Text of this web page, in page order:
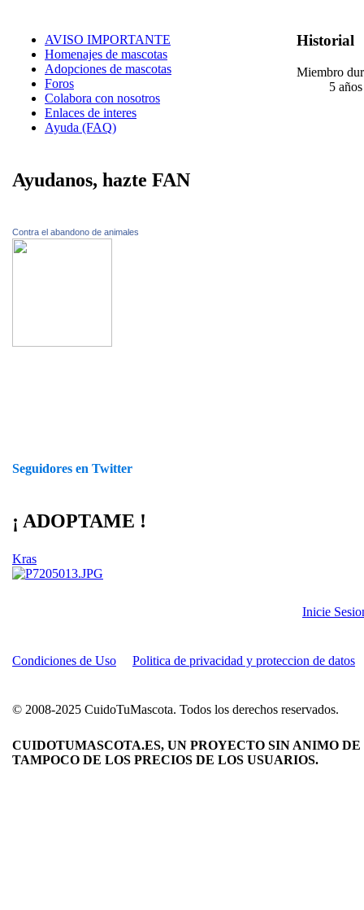
AVISO IMPORTANTE
Homenajes de mascotas
Adopciones de mascotas
Foros
Colabora con nosotros
Enlaces de interes
Ayuda (FAQ)
Ayudanos, hazte FAN
Contra el abandono de animales
Seguidores en Twitter
¡ ADOPTAME !
Kras
Historial
Miembro
5
Inicie
Condiciones de Uso Politica de privacidad y proteccion de datos
© 2008-2025 CuidoTuMascota. Todos los derechos reservados.
CUIDOTUMASCOTA.ES, UN PROYECTO SIN ANIMO
TAMPOCO DE LOS PRECIOS DE LOS USUARIOS.